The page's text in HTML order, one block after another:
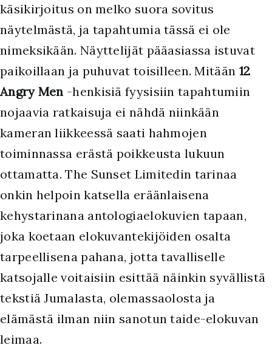
käsikirjoitus on melko suora sovitus
näytelmästä, ja tapahtumia tässä ei ole
nimeksikään. Näyttelijät pääasiassa istuvat
paikoillaan ja puhuvat toisilleen. Mitään 12
Angry Men -henkisiä fyysisiin tapahtumiin
nojaavia ratkaisuja ei nähdä niinkään
kameran liikkeessä saati hahmojen
toiminnassa erästä poikkeusta lukuun
ottamatta. The Sunset Limitedin tarinaa
onkin helpoin katsella eräänlaisena
kehystarinana antologiaelokuvien tapaan,
joka koetaan elokuvantekijöiden osalta
tarpeellisena pahana, jotta tavalliselle
katsojalle voitaisiin esittää näinkin syvällistä
tekstiä Jumalasta, olemassaolosta ja
elämästä ilman niin sanotun taide-elokuvan
leimaa.